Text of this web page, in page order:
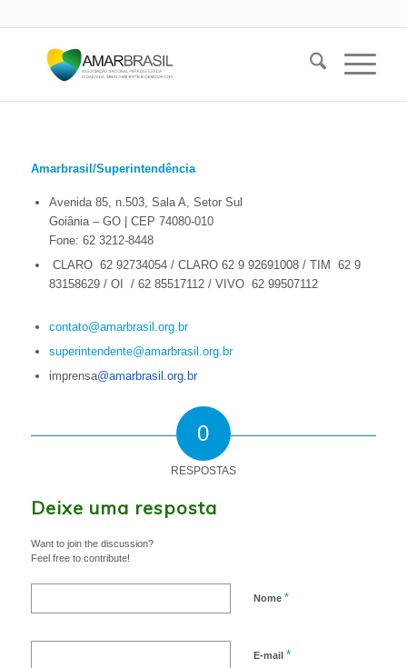
Amarbrasil/Superintendência
Avenida 85, n.503, Sala A, Setor Sul
Goiânia – GO | CEP 74080-010
Fone: 62 3212-8448
CLARO 62 92734054 / CLARO 62 9 92691008 / TIM 62 9
83158629 / OI / 62 85517112 / VIVO 62 99507112
contato@amarbrasil.org.br
superintendente@amarbrasil.org.br
imprensa@amarbrasil.org.br
0
RESPOSTAS
Deixe uma resposta
Want to join the discussion?
Feel free to contribute!
Nome *
E-mail *